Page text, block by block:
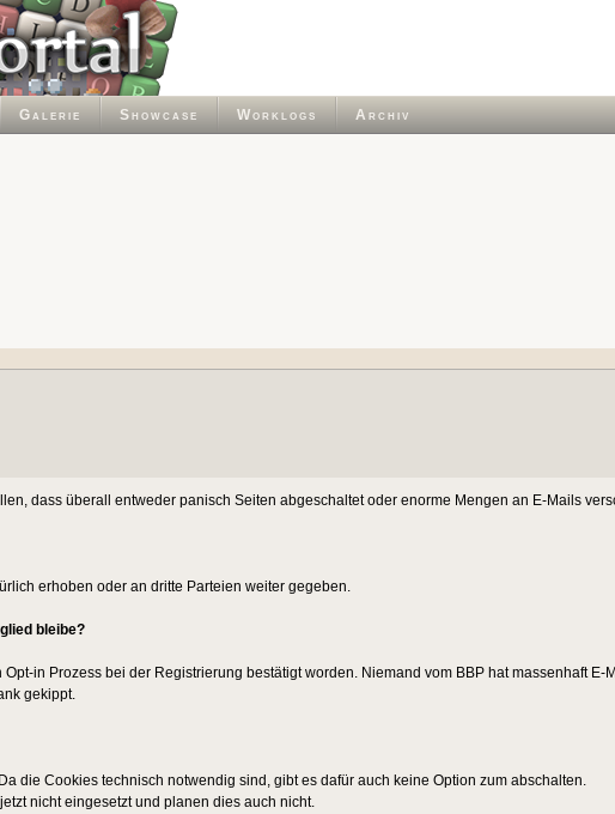
Galerie Showcase Worklogs Archiv
dass überall entweder panisch Seiten abgeschaltet oder enorme Mengen an E-Mails
erhoben oder an dritte Parteien weiter gegeben.
bleibe?
in Prozess bei der Registrierung bestätigt worden. Niemand vom BBP hat massenhaft E-
gekippt.
die Cookies technisch notwendig sind, gibt es dafür auch keine Option zum abschalten.
nicht eingesetzt und planen dies auch nicht.